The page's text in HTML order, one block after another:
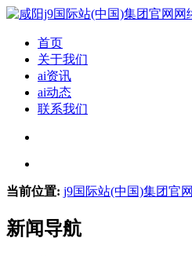
首页
关于我们
ai资讯
ai动态
联系我们
当前位置: j9国际站(中国)集团官网
新闻导航